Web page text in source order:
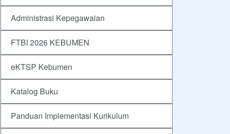
Administrasi Kepegawaian
FTBI 2026 KEBUMEN
eKTSP Kebumen
Katalog Buku
Panduan Implementasi Kurikulum